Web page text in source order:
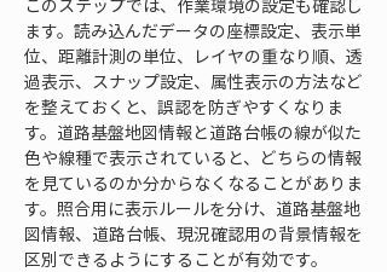
このステップでは、作業環境の設定も確認し
ます。読み込んだデータの座標設定、表示単
位、距離計測の単位、レイヤの重なり順、透
過表示、スナップ設定、属性表示の方法など
を整えておくと、誤認を防ぎやすくなりま
す。道路基盤地図情報と道路台帳の線が似た
色や線種で表示されていると、どちらの情報
を見ているのか分からなくなることがありま
す。照合用に表示ルールを分け、道路基盤地
図情報、道路台帳、現況確認用の背景情報を
区別できるようにすることが有効です。